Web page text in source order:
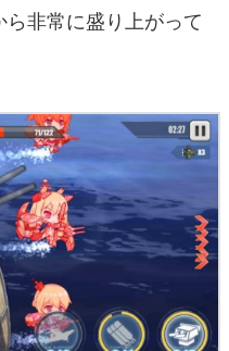
非常に盛り上がって